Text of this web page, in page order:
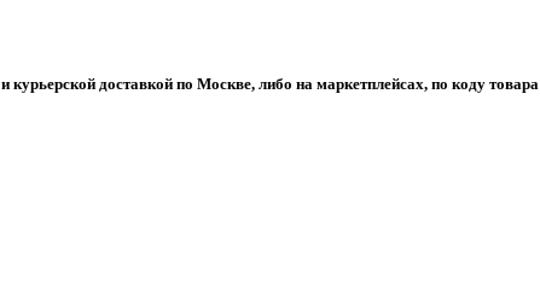
доставкой по Москве, либо на маркетплейсах, по коду товара